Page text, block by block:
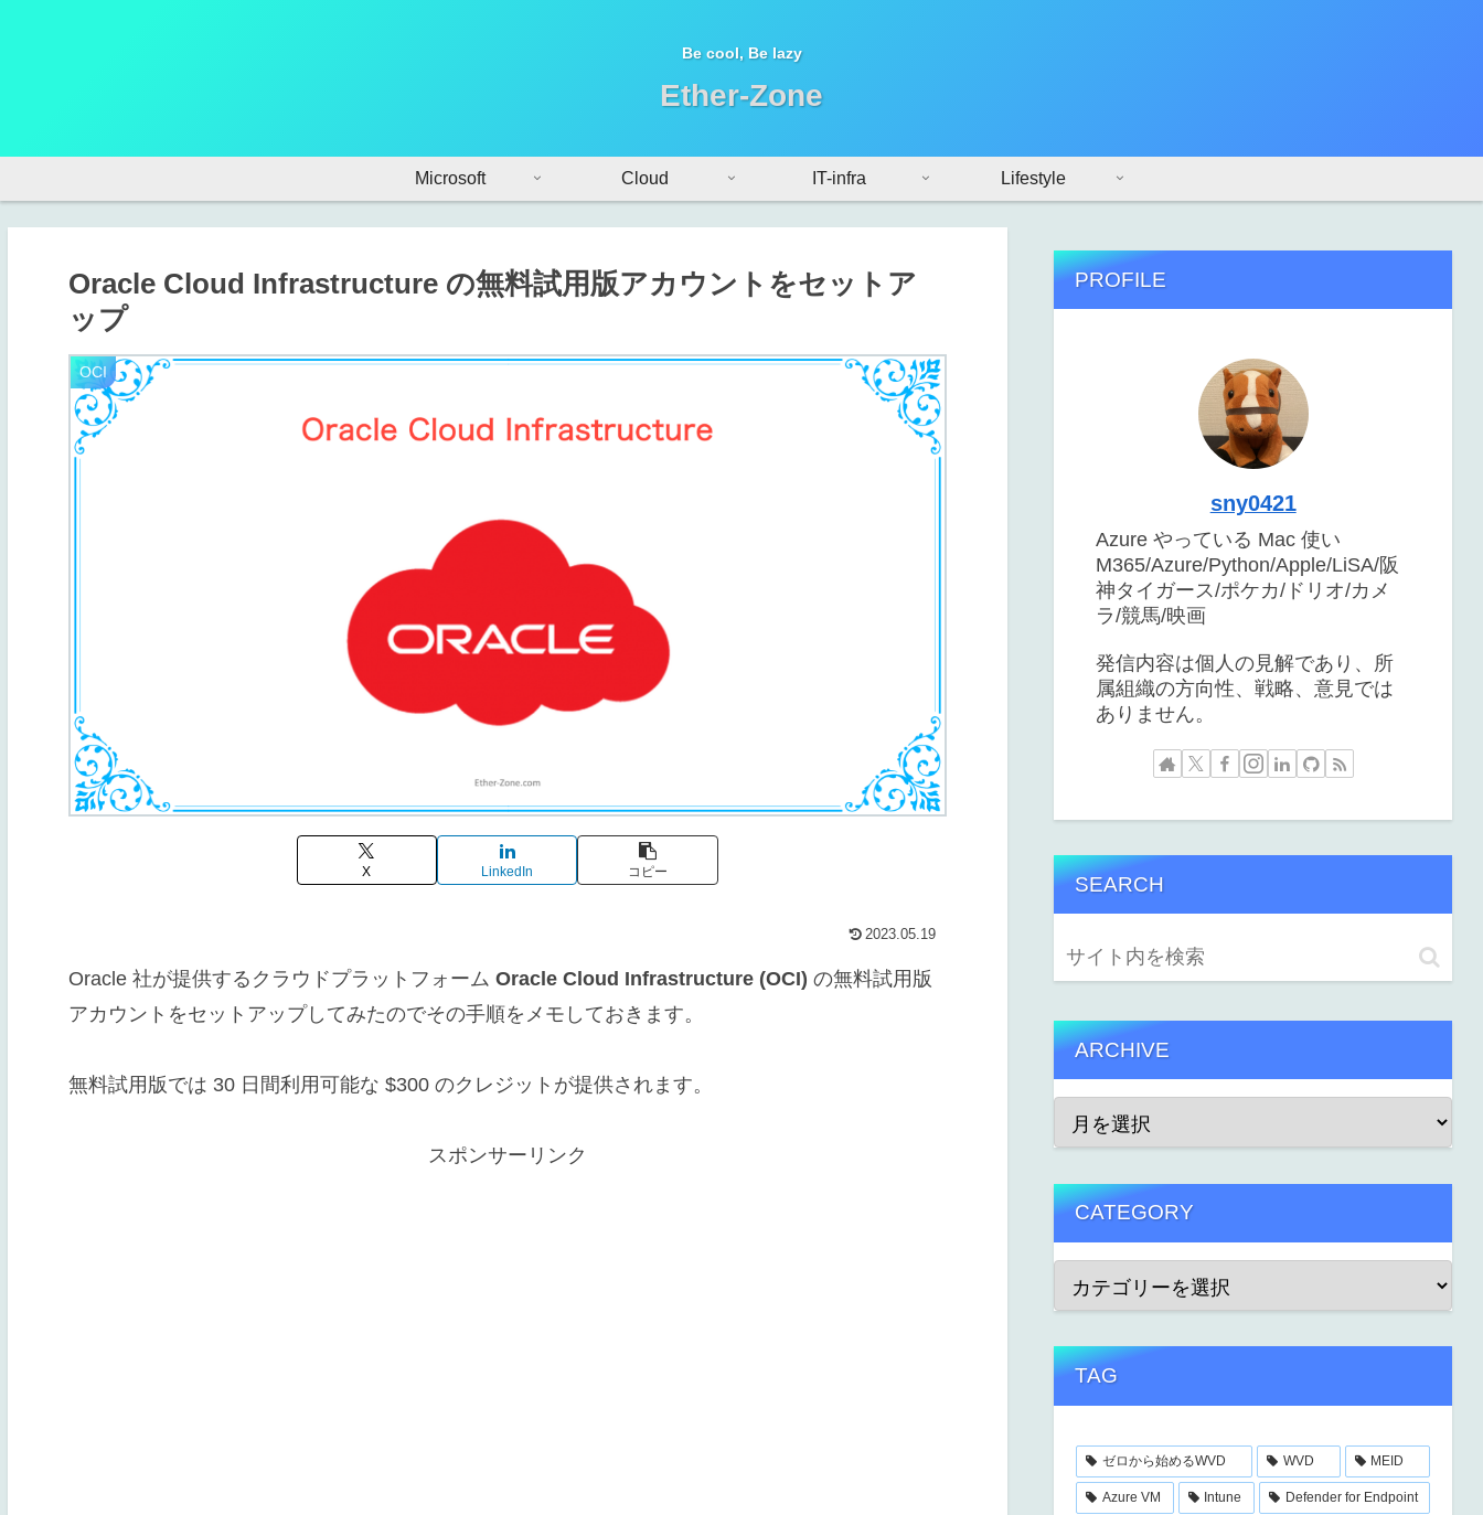
Be cool, Be lazy
Ether-Zone
Microsoft Cloud IT-infra Lifestyle
Oracle Cloud Infrastructure の無料試用版アカウントをセットア
ップ
OCI
X LinkedIn コピー
2023.05.19
Oracle 社が提供するクラウドプラットフォーム Oracle Cloud Infrastructure (OCI) の無料試用版
アカウントをセットアップしてみたのでその手順をメモしておきます。
無料試用版では 30 日間利用可能な $300 のクレジットが提供されます。
スポンサーリンク
PROFILE
sny0421
Azure やっている Mac 使い
M365/Azure/Python/Apple/LiSA/阪
神タイガース/ポケカ/ドリオ/カメ
ラ/競馬/映画
発信内容は個人の見解であり、所
属組織の方向性、戦略、意見では
ありません。
SEARCH
ARCHIVE
CATEGORY
TAG
ゼロから始めるWVD WVD MEID
Azure VM Intune Defender for Endpoint